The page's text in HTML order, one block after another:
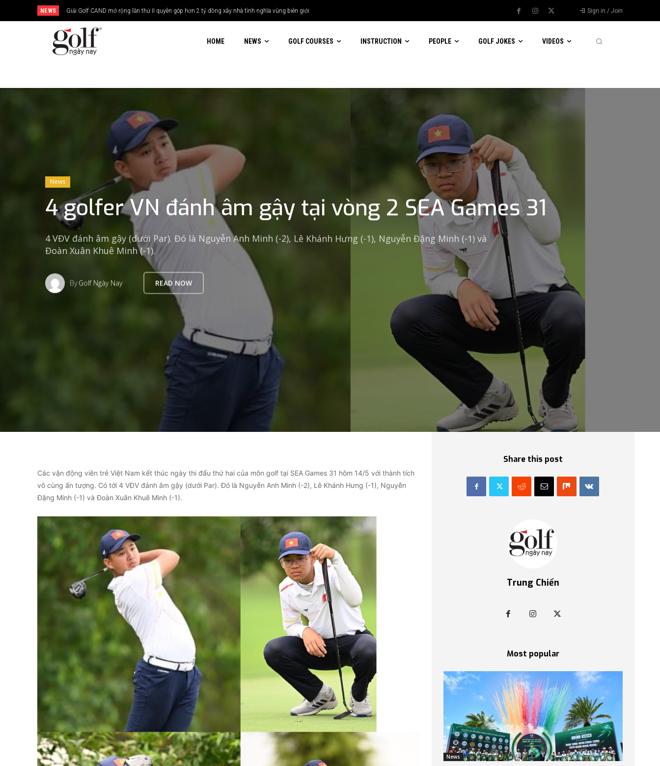
NEWS 24H Group tổ chức giải golf kỷ niệm 15 năm thành lập Sign in / Join
HOME NEWS GOLF COURSES INSTRUCTION PEOPLE GOLF JOKES VIDEOS
News
4 golfer VN đánh âm gậy tại vòng 2 SEA Games 31
4 VĐV đánh âm gậy (dưới Par). Đó là Nguyễn Anh Minh (-2), Lê Khánh Hưng (-1), Nguyễn Đặng Minh (-1) và
Đoàn Xuân Khuê Minh (-1).
By Golf Ngày Nay READ NOW
Các vận động viên trẻ Việt Nam kết thúc ngày thi đấu thứ hai của môn golf tại SEA Games 31 hôm 14/5 với thành tích
vô cùng ấn tượng. Có tới 4 VĐV đánh âm gậy (dưới Par). Đó là Nguyễn Anh Minh (-2), Lê Khánh Hưng (-1), Nguyễn
Đặng Minh (-1) và Đoàn Xuân Khuê Minh (-1).
Share this post
Trung Chiến
Most popular
News